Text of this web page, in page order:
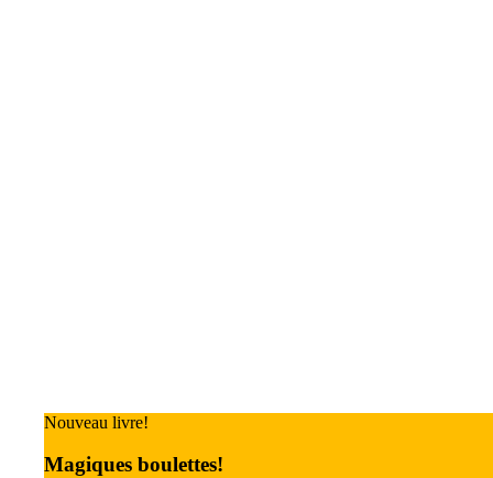
Nouveau livre!
Magiques boulettes!